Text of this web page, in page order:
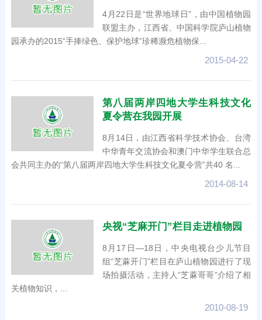
4月22日是“世界地球日”，由中国植物园
联盟主办，江西省、中国科学院庐山植物
园承办的2015“手捧绿色、保护地球”珍稀濒危植物保...
2015-04-22
第八届两岸四地大学生科技文化
夏令营在我园开展
8月14日，由江西省科学技术协会、台湾
中华青年交流协会和澳门中华学生联合总
会共同主办的“第八届两岸四地大学生科技文化夏令营”共40 名...
2014-08-14
央视“芝麻开门”栏目走进植物园
8月17日—18日，中央电视台少儿节目
组“芝蔴开门”栏目在庐山植物园进行了现
场拍摄活动，主持人“芝蔴哥哥”介绍了相
关植物知识，...
2010-08-19